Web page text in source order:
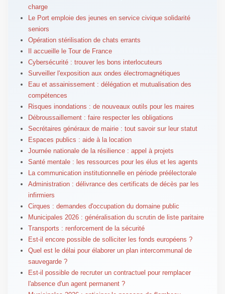
charge
Le Port emploie des jeunes en service civique solidarité
seniors
Opération stérilisation de chats errants
Il accueille le Tour de France
Cybersécurité : trouver les bons interlocuteurs
Surveiller l'exposition aux ondes électromagnétiques
Eau et assainissement : délégation et mutualisation des
compétences
Risques inondations : de nouveaux outils pour les maires
Débroussaillement : faire respecter les obligations
Secrétaires généraux de mairie : tout savoir sur leur statut
Espaces publics : aide à la location
Journée nationale de la résilience : appel à projets
Santé mentale : les ressources pour les élus et les agents
La communication institutionnelle en période préélectorale
Administration : délivrance des certificats de décès par les
infirmiers
Cirques : demandes d'occupation du domaine public
Municipales 2026 : généralisation du scrutin de liste paritaire
Transports : renforcement de la sécurité
Est-il encore possible de solliciter les fonds européens ?
Quel est le délai pour élaborer un plan intercommunal de
sauvegarde ?
Est-il possible de recruter un contractuel pour remplacer
l'absence d'un agent permanent ?